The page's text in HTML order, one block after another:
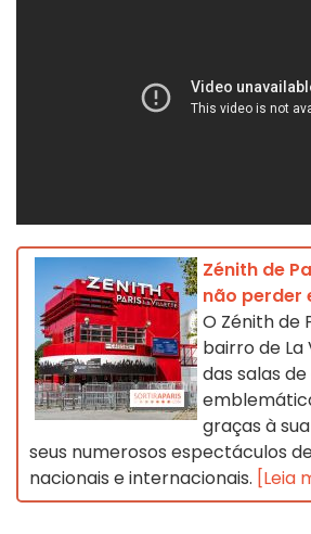
Zénith de
não perder
O Zénith de
bairro de La
das salas
graças à
seus numerosos espectáculos
nacionais e internacionais. [Leia